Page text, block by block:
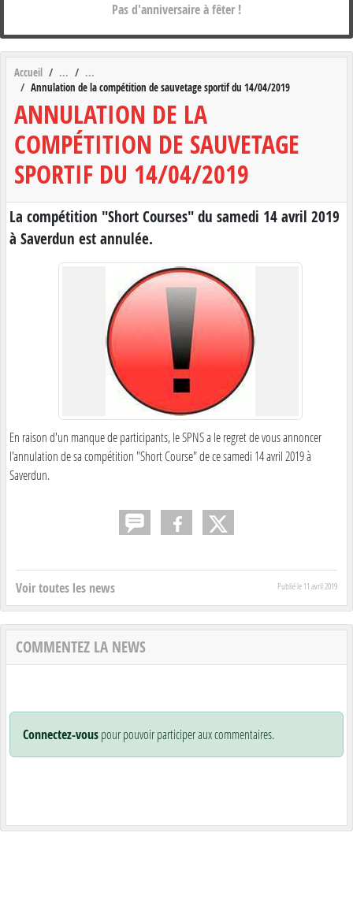
Accueil
Annulation de la compétition de sauvetage sportif du 14/04/2019
ANNULATION DE LA
COMPÉTITION DE SAUVETAGE
SPORTIF DU 14/04/2019
La compétition "Short Courses" du samedi 14 avril 2019
à Saverdun est annulée.
En raison d'un manque de participants, le SPNS a le regret de vous annoncer
l'annulation de sa compétition "Short Course" de ce samedi 14 avril 2019 à
Saverdun.
Voir toutes les news Publié le 11 avril 2019
COMMENTEZ LA NEWS
Connectez-vouspour pouvoir participer aux commentaires.
Pas d'anniversaire à fêter !